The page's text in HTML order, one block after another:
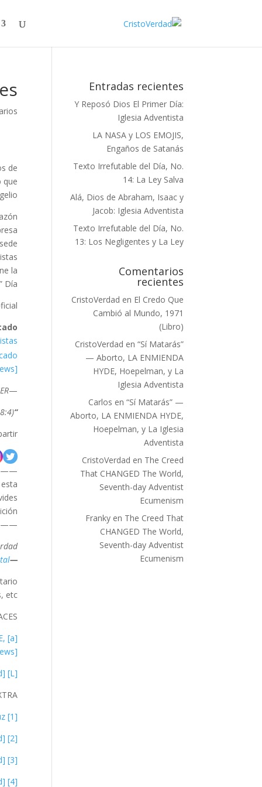
de
que
la
Día.
[ENLACE, Adventist News]
—
“Salid de ella, pueblo mío…”
—CristoVerdad
etc.
[L] Sección Legal, “Copyright disclaimer” sobre derechos de autor y uso justo [ENLACE, CristoVerdad]
[1] Jesús “vs.” Pablo y La Ley: Lo Que Pasó en la Cruz
[2] La Ley，Los Judíos & Tú [ESTUDIO, CristoVerdad]
[3] Juan, Los Discípulos y El Día del Señor [ ESTUDIO, CristoVerdad]
[4] LA LEY vs. LA LEY, Enfrentando el Error – Parte 1 [ESTUDIO, CristoVerdad]
Entradas recientes
Y Reposó Dios El Primer Día:
Iglesia Adventista
LA NASA y LOS EMOJIS,
Engaños de Satanás
Texto Irrefutable del Día, No.
14: La Ley Salva
Alá, Dios de Abraham, Isaac y
Jacob: Iglesia Adventista
Texto Irrefutable del Día, No.
13: Los Negligentes y La Ley
Comentarios
recientes
CristoVerdad en El Credo Que
Cambió al Mundo, 1971
(Libro)
CristoVerdad en “Sí Matarás”
— Aborto, LA ENMIENDA
HYDE, Hoepelman, y La
Iglesia Adventista
Carlos en “Sí Matarás” —
Aborto, LA ENMIENDA HYDE,
Hoepelman, y La Iglesia
Adventista
CristoVerdad en The Creed
That CHANGED The World,
Seventh-day Adventist
Ecumenism
Frankyen The Creed That
CHANGED The World,
Seventh-day Adventist
Ecumenism